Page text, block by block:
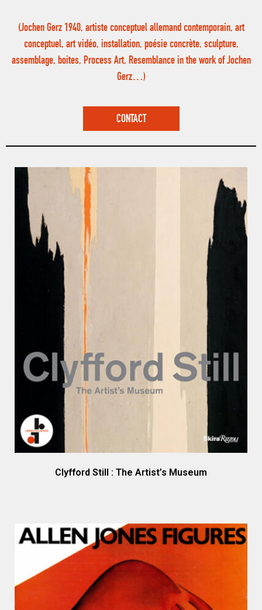
(Jochen Gerz 1940, artiste conceptuel allemand contemporain, art
conceptuel, art vidéo, installation, poésie concrète, sculpture,
assemblage, boites, Process Art, Resemblance in the work of Jochen
Gerz…)
CONTACT
Clyfford Still : The Artist’s Museum